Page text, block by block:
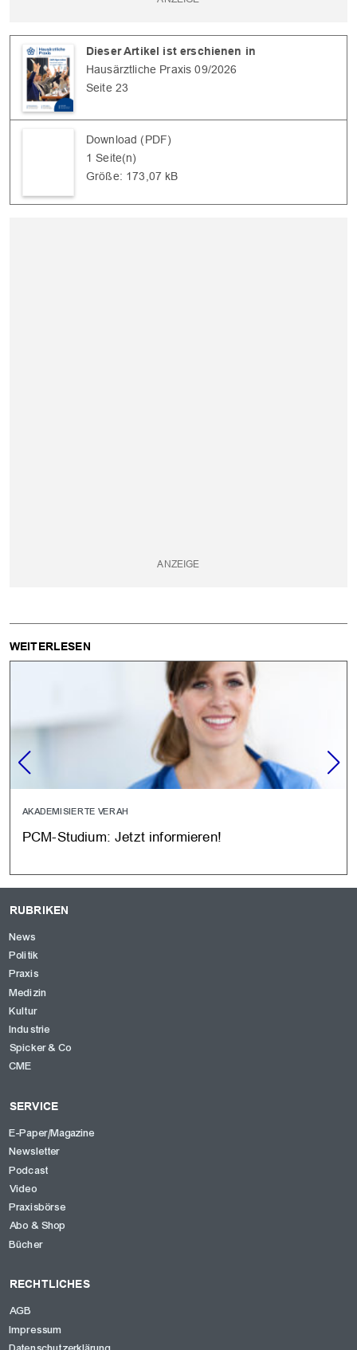
Dieser Artikel ist erschienen in
Hausärztliche Praxis 09/2026
Seite 23
Download (PDF)
1 Seite(n)
Größe: 173,07 kB
WEITERLESEN
AKADEMISIERTE VERAH
PCM-Studium: Jetzt informieren!
RUBRIKEN
News
Politik
Praxis
Medizin
Kultur
Industrie
Spicker & Co
CME
SERVICE
E-Paper/Magazine
Newsletter
Podcast
Video
Praxisbörse
Abo & Shop
Bücher
RECHTLICHES
AGB
Impressum